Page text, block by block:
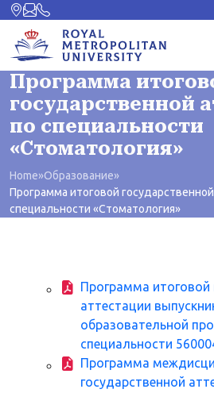
Программа
государственной
по специальности
«Стоматология»
Home»Образование»
Программа итоговой
специальности «Стоматология»
Программа итоговой
аттестации
образовательной
специальности
Программа
государственной